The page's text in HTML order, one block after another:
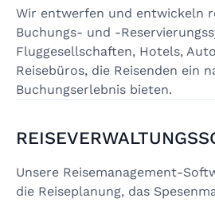
Wir entwerfen und entwickeln
Buchungs- und -
Fluggesellschaften, Hotels,
Reisebüros, die Reisenden ein
Buchungserlebnis bieten.
Unsere Reisemanagement-
die Reiseplanung, das